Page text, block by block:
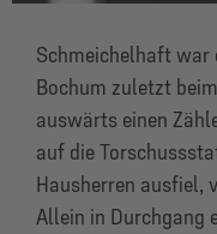
Schmeichelhaft war
Bochum zuletzt
auswärts einen
auf die
Hausherren ausfiel,
Allein in Durchgang